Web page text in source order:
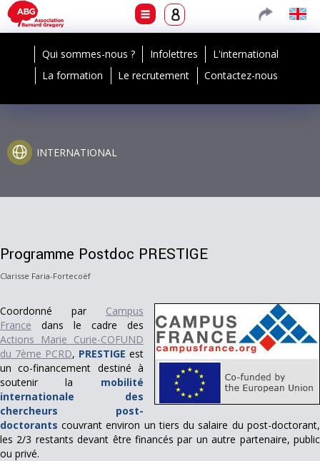
Qui sommes-nous ? Infolettres
L'international
La formation
Le recrutement Contactez-nous
INTERNATIONAL
Programme Postdoc PRESTIGE
Clarisse Faria-Fortecoëf
Coordonné par Campus
France dans le cadre des
Actions Marie Curie-COFUND
du 7ème PCRD, PRESTIGE est
un co-financement destiné à
soutenir la mobilité
internationale des
chercheurs post-
doctorants couvrant environ un tiers du salaire du post-doctorant,
les 2/3 restants devant être financés par un autre partenaire, public
ou privé.